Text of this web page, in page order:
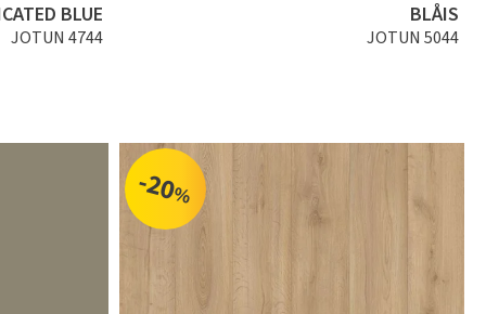
BLUE
JOTUN 4744
BLÅIS
JOTUN 5044
-20%